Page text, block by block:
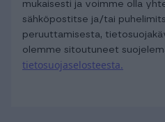
mukaisesti ja voimme olla
sähköpostitse ja/tai
peruuttamisesta,
olemme sitoutuneet
tietosuojaselosteesta.